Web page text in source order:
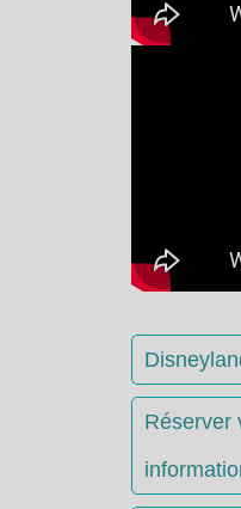
Réserver